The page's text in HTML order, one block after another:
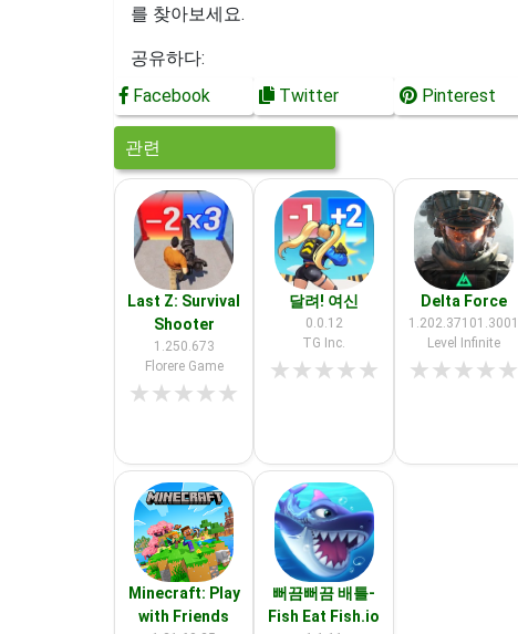
를 찾아보세요.
공유하다:
Facebook
Twitter Pinterest
관련
Last Z: Survival
Shooter
1.250.673
Florere Game
★★★★★
달려! 여신
0.0.12
TG Inc.
★★★★★
Delta Force
1.202.37101.3001
Level Infinite
★★★★★
Minecraft: Play
with Friends
뻐끔뻐끔 배틀-
Fish Eat Fish.io